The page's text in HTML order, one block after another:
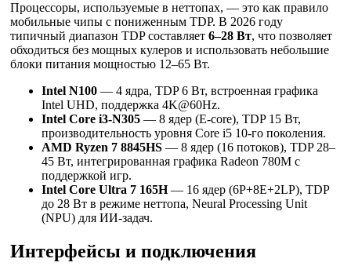
Процессоры, используемые в неттопах, — это как правило
мобильные чипы с пониженным TDP. В 2026 году
типичный диапазон TDP составляет 6–28 Вт, что позволяет
обходиться без мощных кулеров и использовать небольшие
блоки питания мощностью 12–65 Вт.
Intel N100 — 4 ядра, TDP 6 Вт, встроенная графика
Intel UHD, поддержка 4K@60Hz.
Intel Core i3-N305 — 8 ядер (E-core), TDP 15 Вт,
производительность уровня Core i5 10-го поколения.
AMD Ryzen 7 8845HS — 8 ядер (16 потоков), TDP 28–
45 Вт, интегрированная графика Radeon 780M с
поддержкой игр.
Intel Core Ultra 7 165H— 16 ядер (6P+8E+2LP), TDP
до 28 Вт в режиме неттопа, Neural Processing Unit
(NPU) для ИИ-задач.
Интерфейсы и подключения